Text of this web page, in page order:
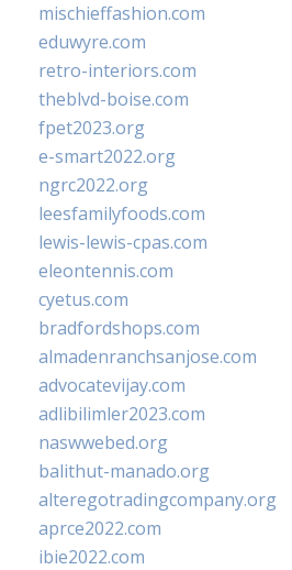
mischieffashion.com
eduwyre.com
retro-interiors.com
theblvd-boise.com
fpet2023.org
e-smart2022.org
ngrc2022.org
leesfamilyfoods.com
lewis-lewis-cpas.com
eleontennis.com
cyetus.com
bradfordshops.com
almadenranchsanjose.com
advocatevijay.com
adlibilimler2023.com
naswwebed.org
balithut-manado.org
alteregotradingcompany.org
aprce2022.com
ibie2022.com